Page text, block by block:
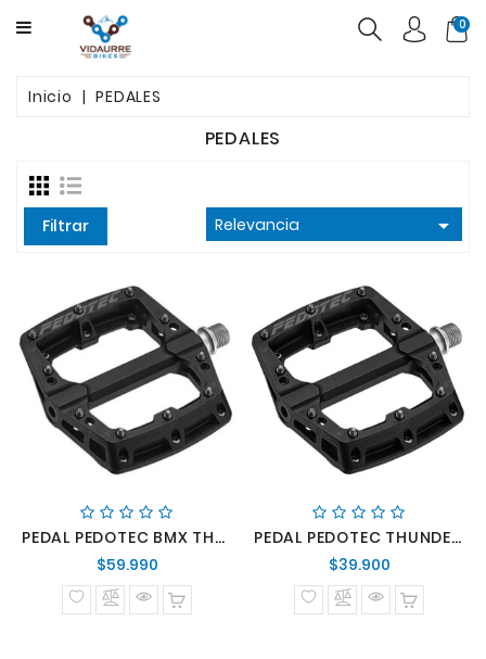
CATEGORY
USADAS
OFERTAS
0
Inicio PEDALES
PEDALES
Filtrar Relevancia 
PEDAL PEDOTEC BMX THUNDER 180 NEGRO
$59.990Precio
normal
PEDAL PEDOTEC THUNDER 183 NEGRO
$39.900Precio
normal